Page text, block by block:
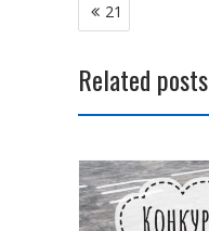
по
записям
21
Related posts